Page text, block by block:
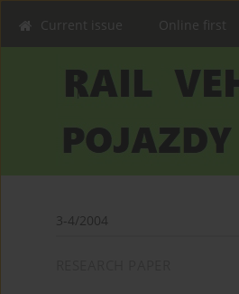
Current issue Online first
3-4/2004